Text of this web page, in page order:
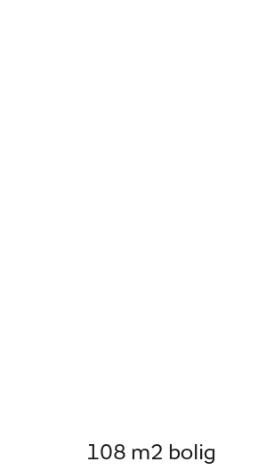
108 m2 bolig